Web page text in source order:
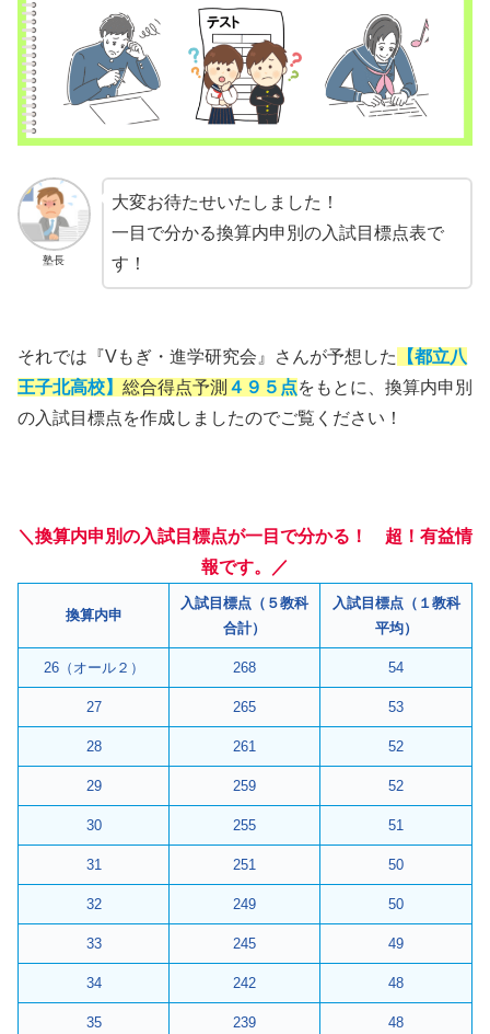
塾長
大変お待たせいたしました！
一目で分かる換算内申別の入試目標点表で
す！
それでは『Vもぎ・進学研究会』さんが予想した
【都立八
王子北高校】 総合得点予測 ４９５点をもとに、換算内申別
の入試目標点を作成しましたのでご覧ください！
＼換算内申別の入試目標点が一目で分かる！ 超！有益情
報です。／
換算内申
入試目標点（５教科
合計）
入試目標点（１教科
平均）
26（オール２） 268 54
27 265 53
28 261 52
29 259 52
30 255 51
31 251 50
32 249 50
33 245 49
34 242 48
35 239 48